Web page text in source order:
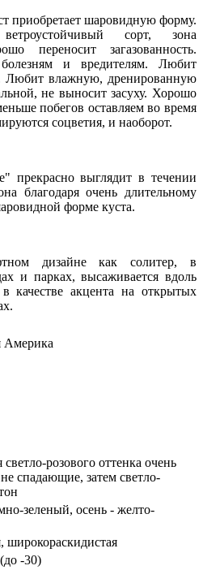
приобретает шаровидную форму.
сорт, зона
переносит загазованность.
и вредителям. Любит
Любит влажную, дренированную
не выносит засуху. Хорошо
побегов оставляем во время
соцветия, и наоборот.
прекрасно выглядит в течении
благодаря очень длительному
форме куста.
дизайне как солитер, в
и парках, высаживается вдоль
качестве акцента на открытых
Америка
розового оттенка очень
спадающие, затем светло-
зеленый, осень - желто-
широкораскидистая
-30)